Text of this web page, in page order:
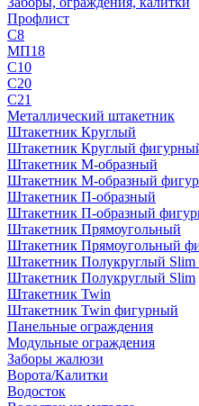
Профлист
С8
МП18
С10
С20
С21
Металлический штакетник
Штакетник Круглый
Штакетник Круглый
Штакетник М-образный
Штакетник М-образный
Штакетник П-образный
Штакетник П-образный
Штакетник Прямоугольный
Штакетник Прямоугольный
Штакетник Полукруглый
Штакетник Полукруглый Slim
Штакетник Twin
Штакетник Twin фигурный
Панельные ограждения
Модульные ограждения
Заборы жалюзи
Ворота/Калитки
Водосток